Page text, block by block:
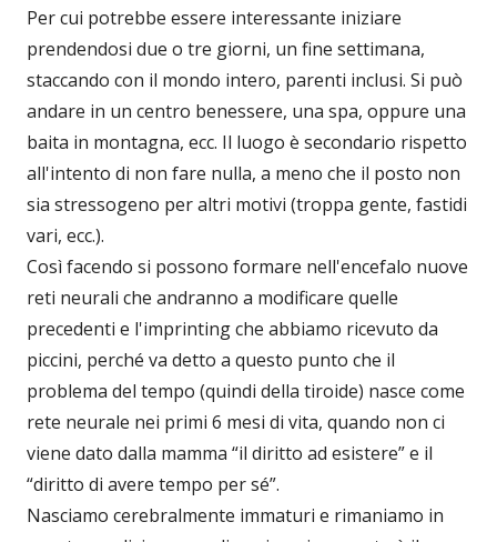
Per cui potrebbe essere interessante iniziare
prendendosi due o tre giorni, un fine settimana,
staccando con il mondo intero, parenti inclusi. Si può
andare in un centro benessere, una spa, oppure una
baita in montagna, ecc. Il luogo è secondario rispetto
all'intento di non fare nulla, a meno che il posto non
sia stressogeno per altri motivi (troppa gente, fastidi
vari, ecc.).
Così facendo si possono formare nell'encefalo nuove
reti neurali che andranno a modificare quelle
precedenti e l'imprinting che abbiamo ricevuto da
piccini, perché va detto a questo punto che il
problema del tempo (quindi della tiroide) nasce come
rete neurale nei primi 6 mesi di vita, quando non ci
viene dato dalla mamma “il diritto ad esistere” e il
“diritto di avere tempo per sé”.
Nasciamo cerebralmente immaturi e rimaniamo in